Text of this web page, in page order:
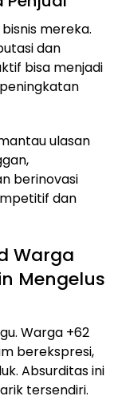
mereka.
dan
bisa menjadi
ulasan
berinovasi
dan
Warga
Mengelus
Warga +62
berekspresi,
Absurditas ini
tersendiri.